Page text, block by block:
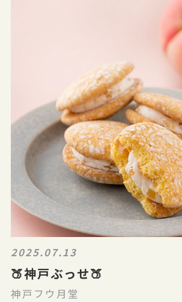
2025.07.13
🍑神戸ぶっせ🍑
神戸フウ月堂